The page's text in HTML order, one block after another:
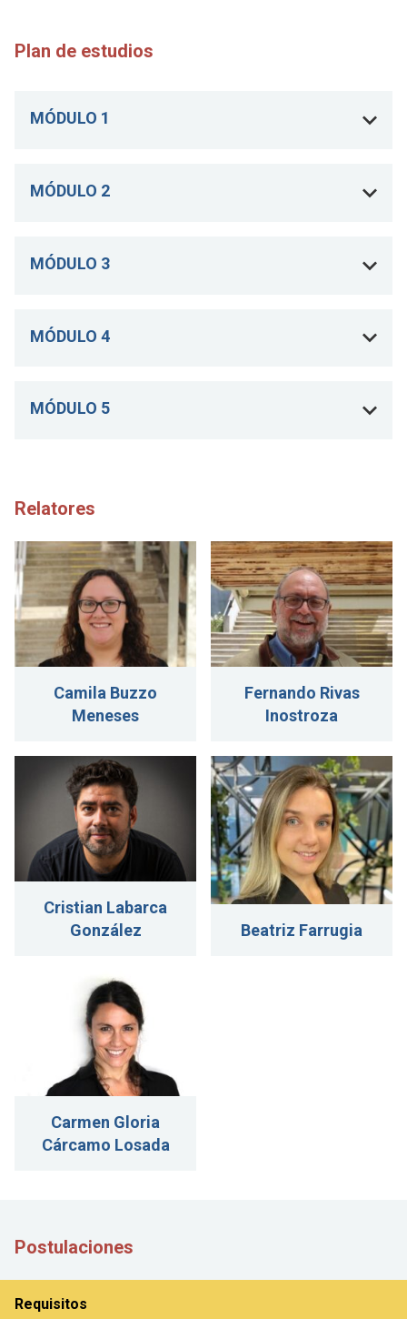
Plan de estudios
MÓDULO 1
MÓDULO 2
MÓDULO 3
MÓDULO 4
MÓDULO 5
Relatores
Camila Buzzo
Meneses
Fernando Rivas
Inostroza
Cristian Labarca
González
Beatriz Farrugia
Carmen Gloria
Cárcamo Losada
Postulaciones
Requisitos